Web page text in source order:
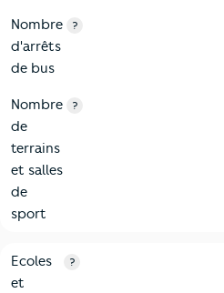
Nombre
d'arrêts
de bus
?
Nombre
de
terrains
et salles
de
sport
?
4-Education
Critères
Ecoles
et
?